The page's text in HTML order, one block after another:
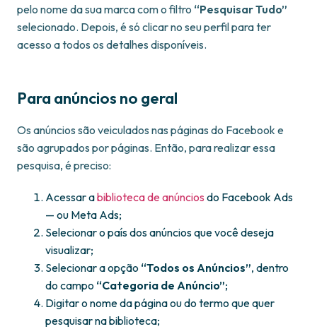
pelo nome da sua marca com o filtro “Pesquisar Tudo”
selecionado. Depois, é só clicar no seu perfil para ter
acesso a todos os detalhes disponíveis.
Para anúncios no geral
Os anúncios são veiculados nas páginas do Facebook e
são agrupados por páginas. Então, para realizar essa
pesquisa, é preciso:
Acessar abiblioteca de anúncios do Facebook Ads
— ou Meta Ads;
Selecionar o país dos anúncios que você deseja
visualizar;
Selecionar a opção “Todos os Anúncios”, dentro
do campo “Categoria de Anúncio”;
Digitar o nome da página ou do termo que quer
pesquisar na biblioteca;